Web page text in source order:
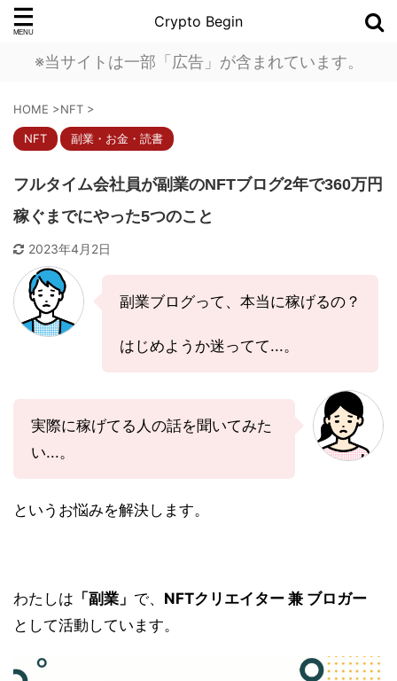
Crypto Begin
※当サイトは一部「広告」が含まれています。
HOME >NFT >
NFT 副業・お金・読書
フルタイム会社員が副業のNFTブログ2年で360万円
稼ぐまでにやった5つのこと
2023年4月2日
副業ブログって、本当に稼げるの？
はじめようか迷ってて...。
実際に稼げてる人の話を聞いてみた
い...。
というお悩みを解決します。
わたしは 「副業」 で、 NFTクリエイター 兼 ブロガー
として活動しています。